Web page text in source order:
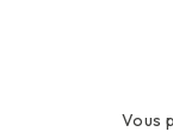
Vous